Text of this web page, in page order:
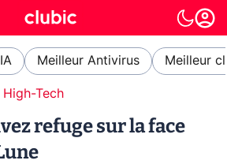
IA Meilleur Antivirus Meilleur
Tech
refuge sur la face